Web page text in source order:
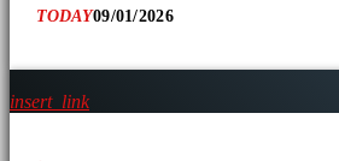
TODAY09/01/2026
insert_link